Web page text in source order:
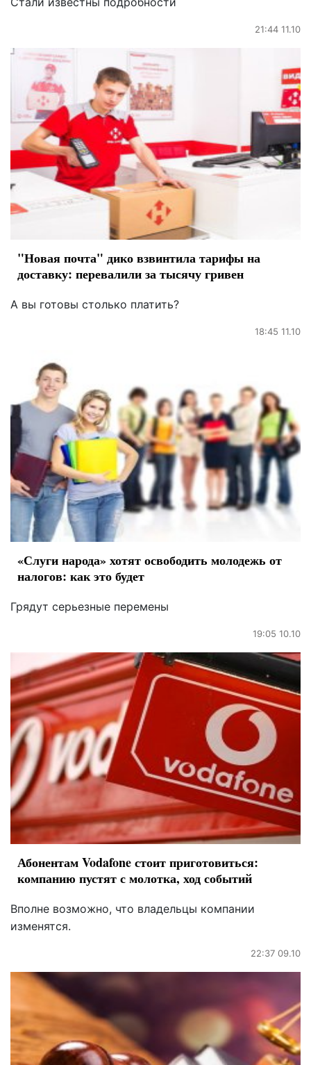
21:44 11.10
"Новая почта" дико взвинтила тарифы на
доставку: перевалили за тысячу гривен
А вы готовы столько платить?
18:45 11.10
«Слуги народа» хотят освободить молодежь от
налогов: как это будет
Грядут серьезные перемены
19:05 10.10
Абонентам Vodafone стоит приготовиться:
компанию пустят с молотка, ход событий
Вполне возможно, что владельцы компании
изменятся.
22:37 09.10